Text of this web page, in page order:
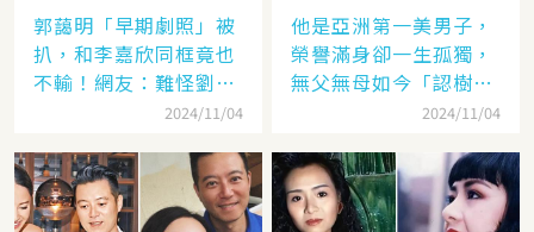
郭藹明「早期劇照」被
扒，和李嘉欣同框竟也
不輸！網友：難怪劉青
2024/11/04
他是亞洲第一美男子，
榮譽滿身卻一生孤獨，
無父無母如今「認樹為
祖父母」：太凄涼2024/11/04